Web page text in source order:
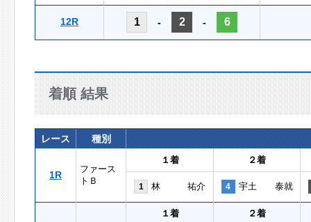
12R 1 - 2 - 6
着順 結果
レース 種別
1R
ファース
トＢ
１着 ２着
1 林 祐介 4 宇土 泰就
１着 ２着